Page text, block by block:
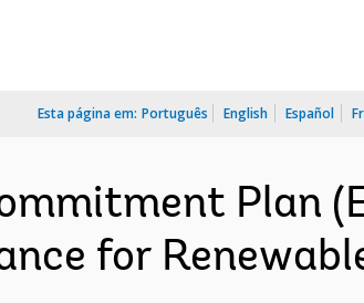
Esta página em: Português English Español
Plan
for